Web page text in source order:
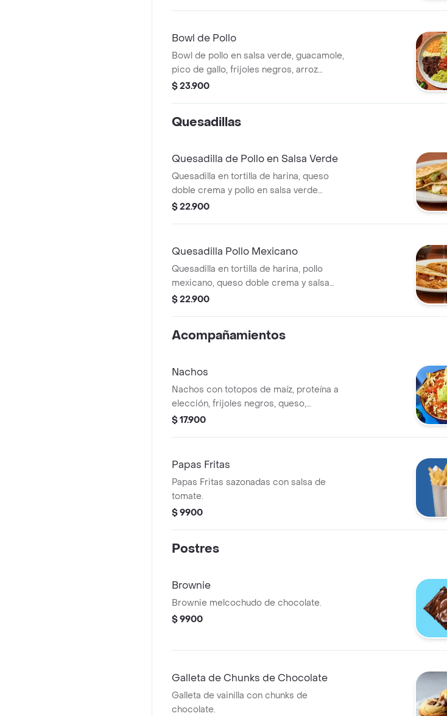
Bowl de Pollo
Bowl de pollo en salsa verde, guacamole,
pico de gallo, frijoles negros, arroz
achiote y lechuga.
$ 23.900
Quesadillas
Quesadilla de Pollo en Salsa Verde
Quesadilla en tortilla de harina, queso
doble crema y pollo en salsa verde
Burritos & Co.
$ 22.900
Quesadilla Pollo Mexicano
Quesadilla en tortilla de harina, pollo
mexicano, queso doble crema y salsa
verde Burritos & Co. *Producto
$ 22.900
Acompañamientos
Nachos
Nachos con totopos de maíz, proteína a
elección, frijoles negros, queso,
guacamole y pico de gallo.
$ 17.900
Papas Fritas
Papas Fritas sazonadas con salsa de
tomate.
$ 9900
Postres
Brownie
Brownie melcochudo de chocolate.
$ 9900
Galleta de Chunks de Chocolate
Galleta de vainilla con chunks de
chocolate.